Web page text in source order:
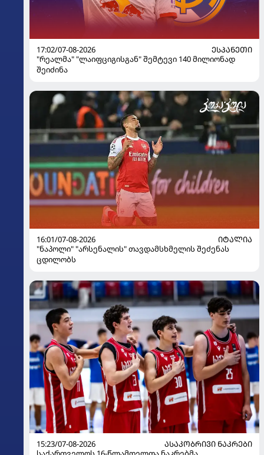
17:02/07-08-2026
ᲔᲡᲞᲐᲜᲔᲗᲘ
"რეალმა" "ლაიფციგისგან" შემტევი 140 მილიონად
შეიძინა
16:01/07-08-2026
ᲘᲢᲐᲚᲘᲐ
"ნაპოლი" "არსენალის" თავდამსხმელის შეძენას
ცდილობს
15:23/07-08-2026
ᲐᲡᲐᲙᲝᲑᲠᲘᲕᲘ ᲜᲐᲙᲠᲔᲑᲘ